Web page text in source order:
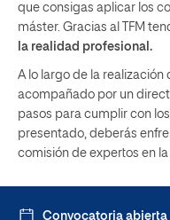
que consigas aplicar los
máster. Gracias al TFM
la realidad profesional.
A lo largo de la
acompañado por un
pasos para cumplir con
presentado, deberás
comisión de expertos en
Convocatoria abierta